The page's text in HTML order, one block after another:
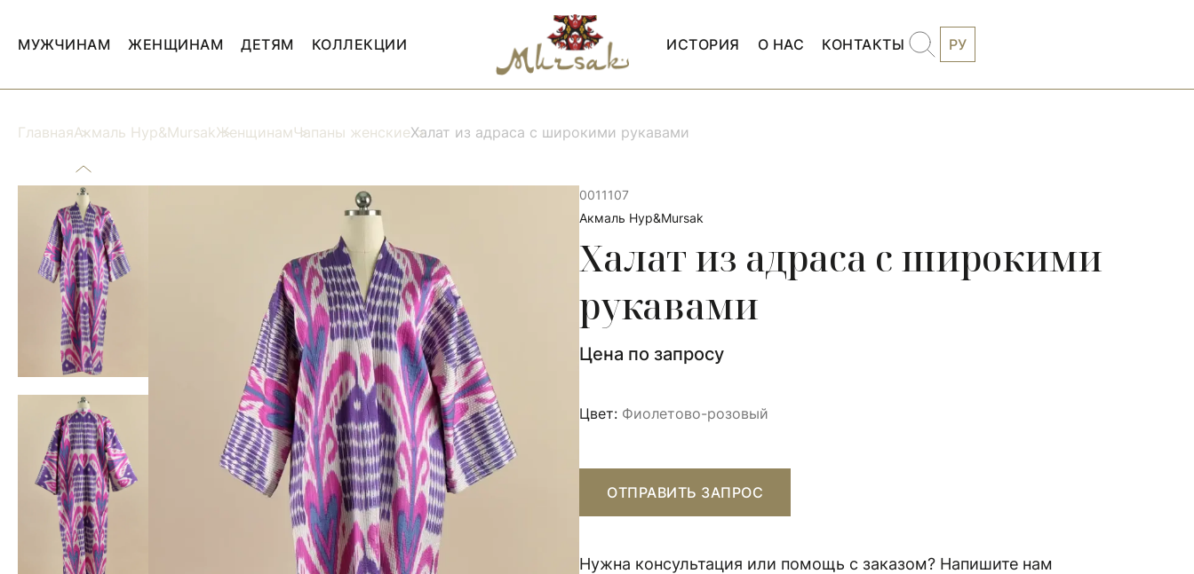
МУЖЧИНАМ ЖЕНЩИНАМ ДЕТЯМ КОЛЛЕКЦИИ ИСТОРИЯ О НАС КОНТАКТЫ РУ
ГлавнаяАкмаль Нур&MursakЖенщинамЧапаны женскиеХалат из адраса с широкими рукавами
0011107
Акмаль Нур&Mursak
Халат из адраса с широкими
рукавами
Цена по запросу
Цвет: Фиолетово-розовый
ОТПРАВИТЬ ЗАПРОС
Нужна консультация или помощь с заказом? Напишите нам